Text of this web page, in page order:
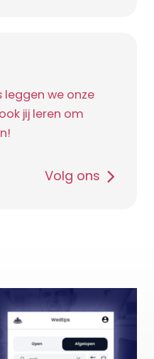
leggen we onze
jij leren om
Volg ons